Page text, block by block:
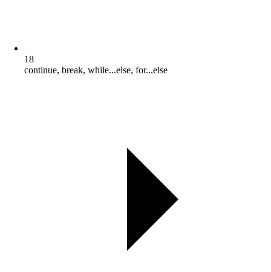
18
continue, break, while...else, for...else